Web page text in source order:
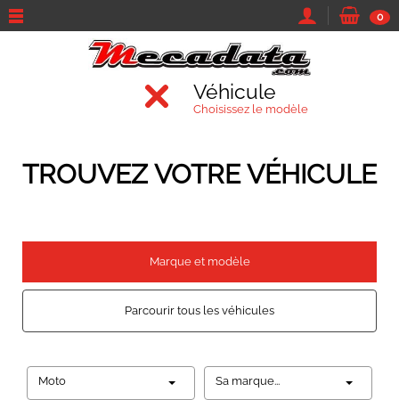
0
Véhicule
Choisissez le modèle
TROUVEZ VOTRE VÉHICULE
Marque et modèle
Parcourir tous les véhicules
Moto Sa marque...